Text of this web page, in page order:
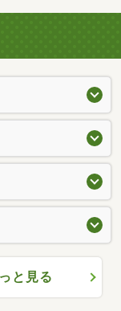
と見る